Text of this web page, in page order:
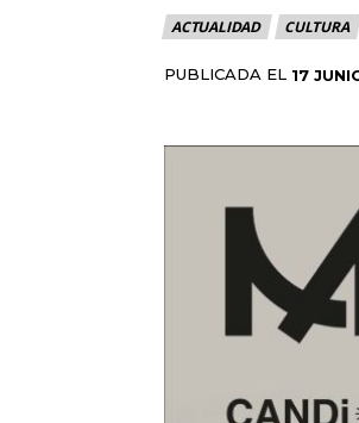
ACTUALIDAD CULTURA
PUBLICADA EL 17